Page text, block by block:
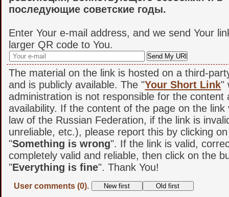
последующие советские годы.
Enter Your e-mail address, and we send Your
larger QR code to You.
The material on the link is hosted on a third-
and is publicly available. The "Your Short Link"
administration is not responsible for the content
availability. If the content of the page on the link
law of the Russian Federation, if the link is
unreliable, etc.), please report this by clicking
"Something is wrong". If the link is valid,
completely valid and reliable, then click on the
"Everything is fine". Thank You!
User comments (0).